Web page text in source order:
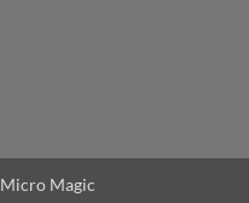
Micro Magic